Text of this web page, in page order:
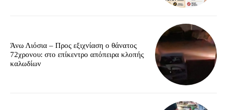
Άνω Λιόσια – Προς εξιχνίαση ο θάνατος
72χρονου: στο επίκεντρο απόπειρα κλοπής
καλωδίων